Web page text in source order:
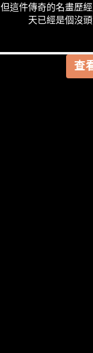
但這件傳奇的名畫歷
天已經是個沒
查